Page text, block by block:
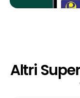
Altri